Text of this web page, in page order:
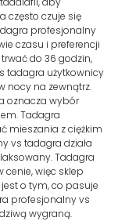
często czuje się
profesjonalny
czasu i preferencji
do 36 godzin,
tadagra użytkownicy
nocy na zewnątrz.
oznacza wybór
Tadagra
mieszania z ciężkim
vs tadagra działa
Tadagra
więc sklep
o tym, co pasuje
profesjonalny vs
wygraną.